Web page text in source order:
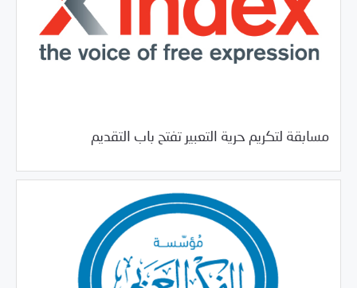
مسابقة لتكريم حرية التعبير تفتح باب التقديم